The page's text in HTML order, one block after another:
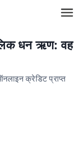
धन ऋण: वह
क्रेडिट प्राप्त